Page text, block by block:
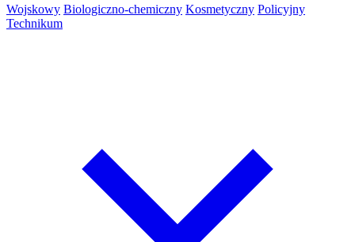
Wojskowy Biologiczno-chemiczny Kosmetyczny Policyjny
Technikum